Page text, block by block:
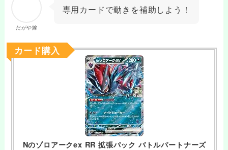
だがや嫁
専用カードで動きを補助しよう！
Nのゾロアークex RR 拡張パック バトルパートナーズ
カード購入